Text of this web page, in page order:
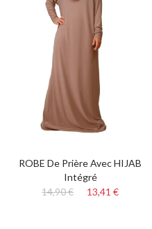
ROBE De Prière Avec HIJAB
Intégré
14,90 €
13,41 €